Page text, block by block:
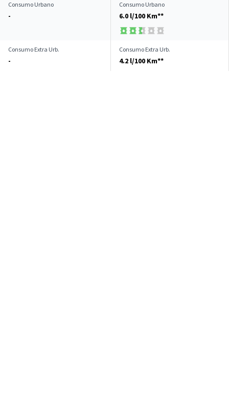
Consumo Urbano
-
Consumo Urbano
6.0 l/100 Km**
Consumo Extra Urb.
-
Consumo Extra Urb.
4.2 l/100 Km**